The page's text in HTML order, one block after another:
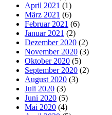
April 2021 (1)
März 2021 (6)
Februar 2021 (6)
Januar 2021 (2)
Dezember 2020 (2)
November 2020 (3)
Oktober 2020 (5)
September 2020 (2)
August 2020 (3)
Juli 2020 (3)
Juni 2020 (5)
Mai 2020 (4)